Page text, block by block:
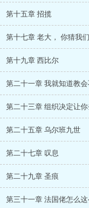
第十五章 招揽
第十七章 老大， 你猜我
第十九章 西比尔
第二十一章 我就知道教
第二十三章 组织决定让
第二十五章 乌尔班九世
第二十七章 叹息
第二十九章 圣痕
第三十一章 法国佬怎么这